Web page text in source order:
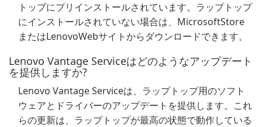
トップにプリインストールされています。ラップトップ
にインストールされていない場合は、MicrosoftStore
またはLenovoWebサイトからダウンロードできます。
Lenovo Vantage Serviceはどのようなアップデート
を提供しますか?
Lenovo Vantage Serviceは、ラップトップ用のソフト
ウェアとドライバーのアップデートを提供します。これ
らの更新は、ラップトップが最高の状態で動作している